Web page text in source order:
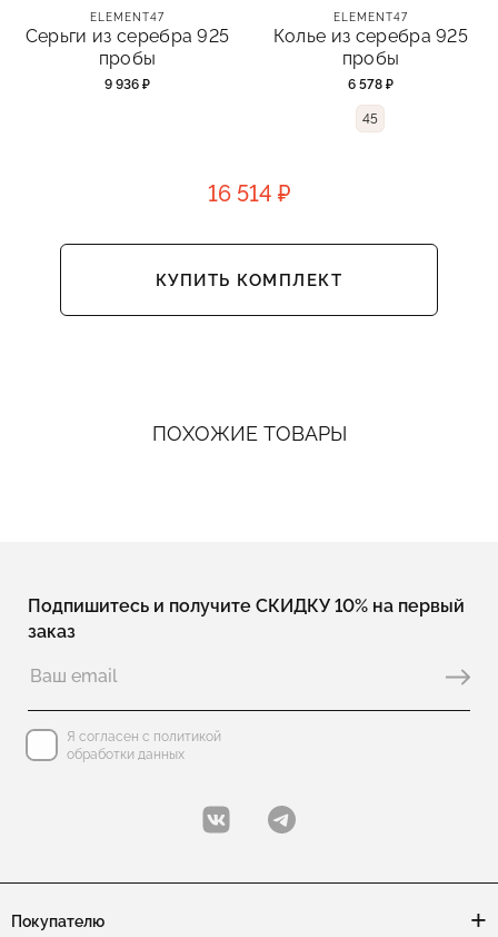
ELEMENT47
Серьги из серебра 925
пробы
9 936 ₽
ELEMENT47
Колье из серебра 925
пробы
6 578 ₽
45
16 514 ₽
КУПИТЬ КОМПЛЕКТ
ПОХОЖИЕ ТОВАРЫ
Подпишитесь и получите СКИДКУ 10% на первый
заказ
Я согласен с политикой
обработки данных
Покупателю